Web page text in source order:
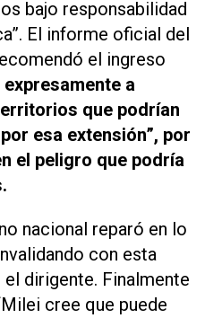
bajo responsabilidad
El informe oficial del
el ingreso
expresamente a
que podrían
esa extensión”, por
el peligro que podría
nacional reparó en lo
con esta
dirigente. Finalmente
cree que puede